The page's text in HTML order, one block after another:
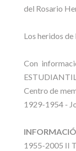
del Rosario
Los heridos
Con
Centro de
1929-1954 -
1955-2005 II